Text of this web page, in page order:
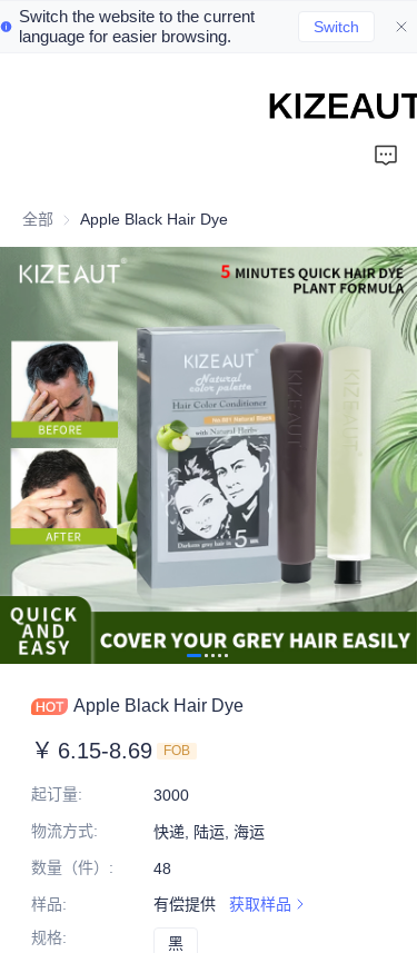
Switch the website to the current
language for easier browsing.
Switch
全部 Apple Black Hair Dye
Apple Black Hair Dye
￥ 6.15-8.69 FOB
起订量:
3000
物流方式:
快递, 陆运, 海运
数量（件） :
48
样品: 有偿提供
获取样品
规格: 黑
hair mud
Perm cream